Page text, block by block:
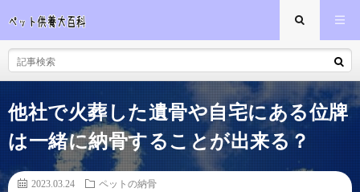
他社で火葬した遺骨や自宅にある位牌
は一緒に納骨することが出来る？
2023.03.24
ペットの納骨